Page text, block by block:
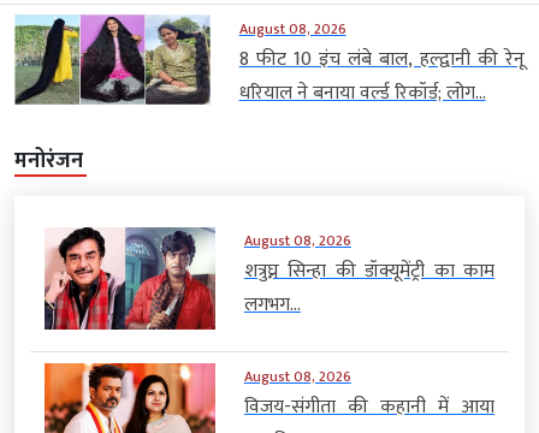
August 08, 2026
8 फीट 10 इंच लंबे बाल, हल्द्वानी की रेनू
धरियाल ने बनाया वर्ल्ड रिकॉर्ड; लोग...
मनोरंजन
August 08, 2026
शत्रुघ्न सिन्हा की डॉक्यूमेंट्री का काम
लगभग...
August 08, 2026
विजय-संगीता की कहानी में आया